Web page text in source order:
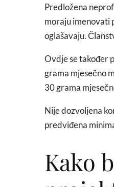
Predložena
moraju imenovati
oglašavaju.
Ovdje se također
grama mjesečno
30 grama
Nije dozvoljena
predviđena
Kako